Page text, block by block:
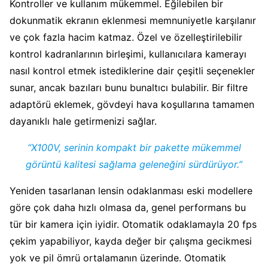
Kontroller ve kullanım mükemmel. Eğilebilen bir
dokunmatik ekranın eklenmesi memnuniyetle karşılanır
ve çok fazla hacim katmaz. Özel ve özelleştirilebilir
kontrol kadranlarının birleşimi, kullanıcılara kamerayı
nasıl kontrol etmek istediklerine dair çeşitli seçenekler
sunar, ancak bazıları bunu bunaltıcı bulabilir. Bir filtre
adaptörü eklemek, gövdeyi hava koşullarına tamamen
dayanıklı hale getirmenizi sağlar.
“X100V, serinin kompakt bir pakette mükemmel
görüntü kalitesi sağlama geleneğini sürdürüyor.”
Yeniden tasarlanan lensin odaklanması eski modellere
göre çok daha hızlı olmasa da, genel performans bu
tür bir kamera için iyidir. Otomatik odaklamayla 20 fps
çekim yapabiliyor, kayda değer bir çalışma gecikmesi
yok ve pil ömrü ortalamanın üzerinde. Otomatik